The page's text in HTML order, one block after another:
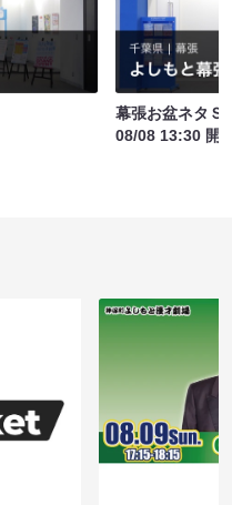
幕張お盆ネタＳ
08/08 13:30 開